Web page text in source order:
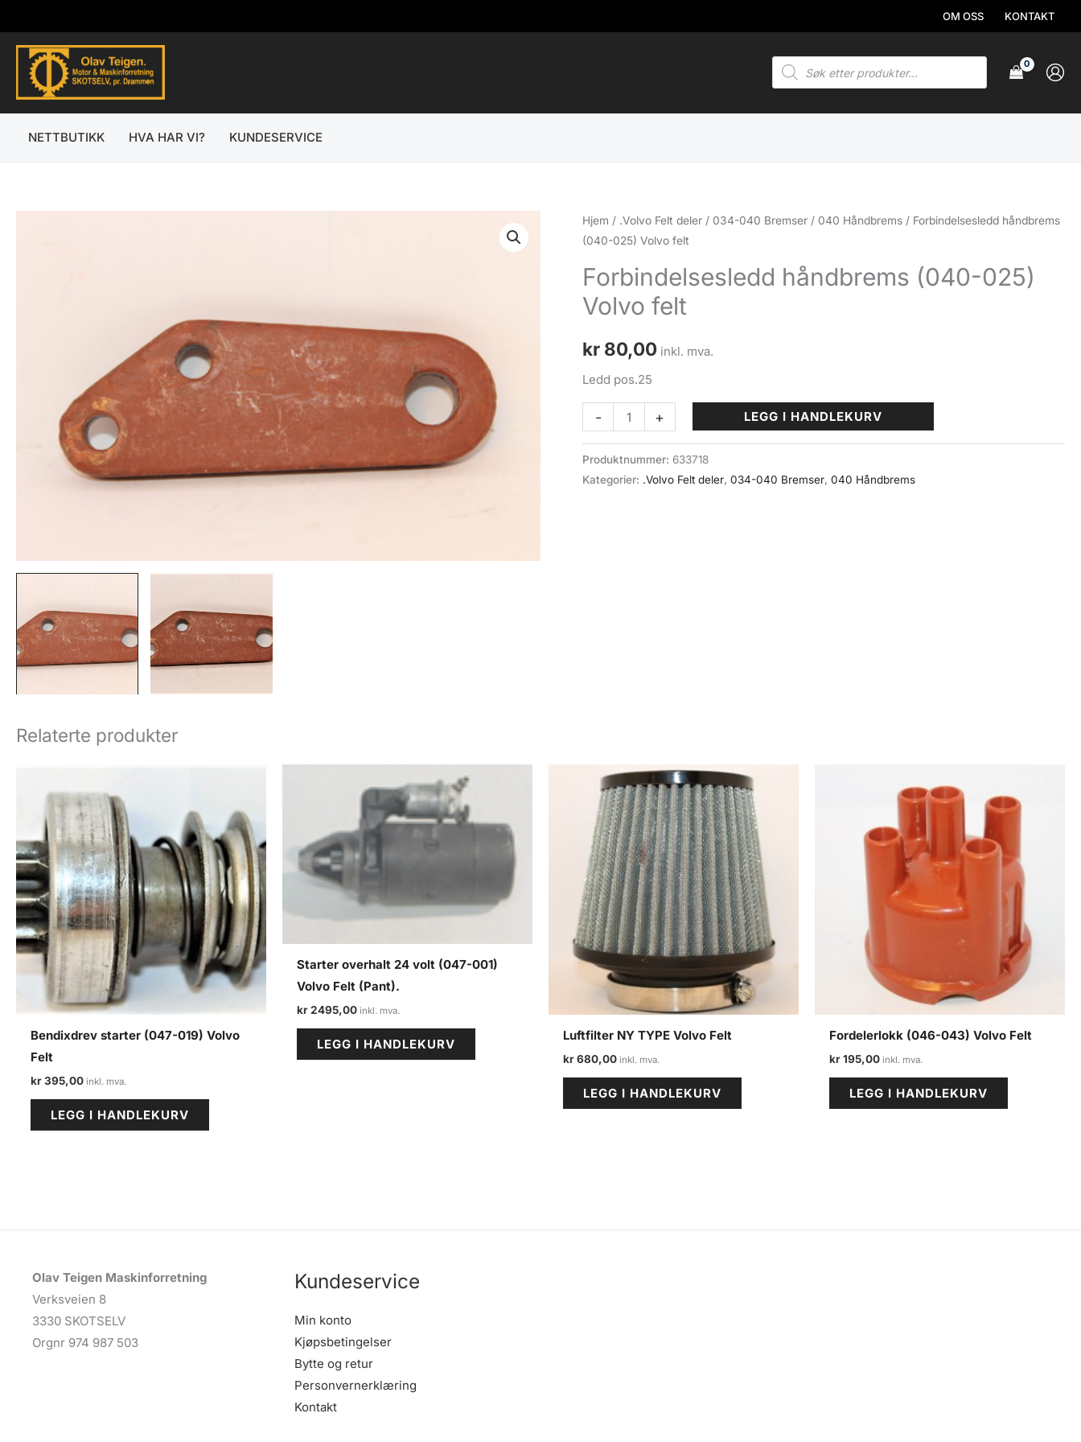
rett
innholdet
OM OSS KONTAKT
Products
search
NETTBUTIKK HVA HAR VI? KUNDESERVICE
Hjem / .Volvo Felt deler / 034-040 Bremser / 040 Håndbrems / Forbindelsesledd håndbrems
(040-025) Volvo felt
Forbindelsesledd håndbrems (040-025)
Volvo felt
kr 80,00 inkl. mva.
Ledd pos.25
-
Forbindelsesledd
håndbrems
(040-
025)
+ LEGG I HANDLEKURV
Produktnummer:633718
Kategorier: .Volvo Felt deler,034-040 Bremser,040 Håndbrems
Relaterte produkter
Bendixdrev starter (047-019) Volvo
Felt
kr395,00
LEGG I HANDLEKURV
Starter overhalt 24 volt (047-001)
Volvo Felt (Pant).
kr2495,00
LEGG I HANDLEKURV
Luftfilter NY TYPE Volvo Felt
kr680,00
LEGG I HANDLEKURV
Fordelerlokk (046-043) Volvo Felt
kr195,00
LEGG I HANDLEKURV
Olav Teigen Maskinforretning
Verksveien 8
3330 SKOTSELV
Orgnr 974 987 503
Kundeservice
Min konto
Kjøpsbetingelser
Bytte og retur
Personvernerklæring
Kontakt